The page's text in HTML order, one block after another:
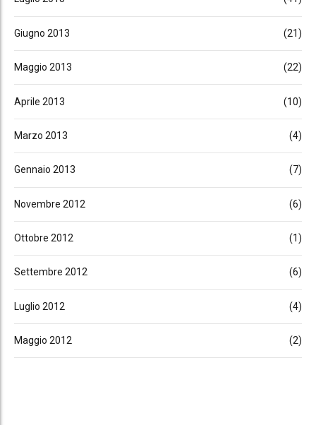
Giugno 2013 (21)
Maggio 2013 (22)
Aprile 2013 (10)
Marzo 2013 (4)
Gennaio 2013 (7)
Novembre 2012 (6)
Ottobre 2012 (1)
Settembre 2012 (6)
Luglio 2012 (4)
Maggio 2012 (2)